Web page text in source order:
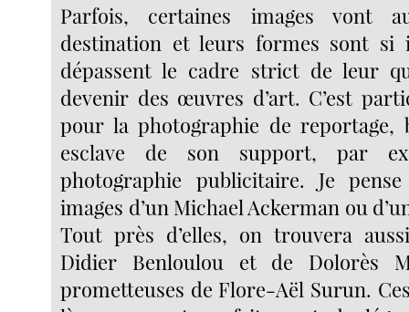
Parfois, certaines images vont
destination et leurs formes sont si
dépassent le cadre strict de leur
devenir des œuvres d’art. C’est
pour la photographie de reportage,
esclave de son support, par
photographie publicitaire. Je
images d’un Michael Ackerman ou
Tout près d’elles, on trouvera
Didier Benloulou et de Dolorès
prometteuses de Flore-Aël Surun.